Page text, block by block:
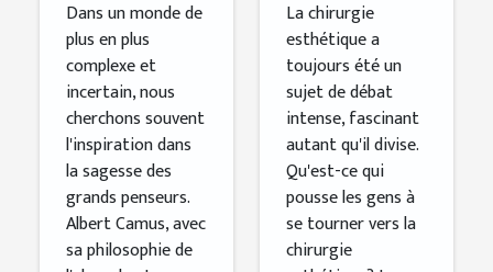
générations
à
réinventer
le monde
Dans un monde de
plus en plus
complexe et
incertain, nous
cherchons souvent
l'inspiration dans
la sagesse des
grands penseurs.
Albert Camus, avec
sa philosophie de
esthétique
La chirurgie
esthétique a
toujours été un
sujet de débat
intense, fascinant
autant qu'il divise.
Qu'est-ce qui
pousse les gens à
se tourner vers la
chirurgie